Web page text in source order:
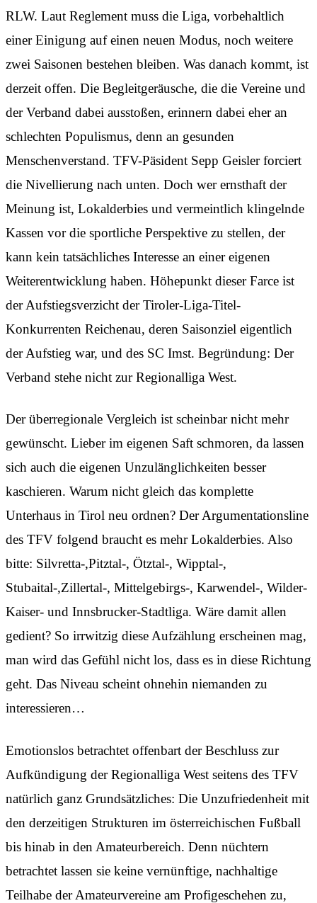
RLW. Laut Reglement muss die Liga, vorbehaltlich
einer Einigung auf einen neuen Modus, noch weitere
zwei Saisonen bestehen bleiben. Was danach kommt, ist
derzeit offen. Die Begleitgeräusche, die die Vereine und
der Verband dabei ausstoßen, erinnern dabei eher an
schlechten Populismus, denn an gesunden
Menschenverstand. TFV-Päsident Sepp Geisler forciert
die Nivellierung nach unten. Doch wer ernsthaft der
Meinung ist, Lokalderbies und vermeintlich klingelnde
Kassen vor die sportliche Perspektive zu stellen, der
kann kein tatsächliches Interesse an einer eigenen
Weiterentwicklung haben. Höhepunkt dieser Farce ist
der Aufstiegsverzicht der Tiroler-Liga-Titel-
Konkurrenten Reichenau, deren Saisonziel eigentlich
der Aufstieg war, und des SC Imst. Begründung: Der
Verband stehe nicht zur Regionalliga West.
Der überregionale Vergleich ist scheinbar nicht mehr
gewünscht. Lieber im eigenen Saft schmoren, da lassen
sich auch die eigenen Unzulänglichkeiten besser
kaschieren. Warum nicht gleich das komplette
Unterhaus in Tirol neu ordnen? Der Argumentationsline
des TFV folgend braucht es mehr Lokalderbies. Also
bitte: Silvretta-,Pitztal-, Ötztal-, Wipptal-,
Stubaital-,Zillertal-, Mittelgebirgs-, Karwendel-, Wilder-
Kaiser- und Innsbrucker-Stadtliga. Wäre damit allen
gedient? So irrwitzig diese Aufzählung erscheinen mag,
man wird das Gefühl nicht los, dass es in diese Richtung
geht. Das Niveau scheint ohnehin niemanden zu
interessieren…
Emotionslos betrachtet offenbart der Beschluss zur
Aufkündigung der Regionalliga West seitens des TFV
natürlich ganz Grundsätzliches: Die Unzufriedenheit mit
den derzeitigen Strukturen im österreichischen Fußball
bis hinab in den Amateurbereich. Denn nüchtern
betrachtet lassen sie keine vernünftige, nachhaltige
Teilhabe der Amateurvereine am Profigeschehen zu,